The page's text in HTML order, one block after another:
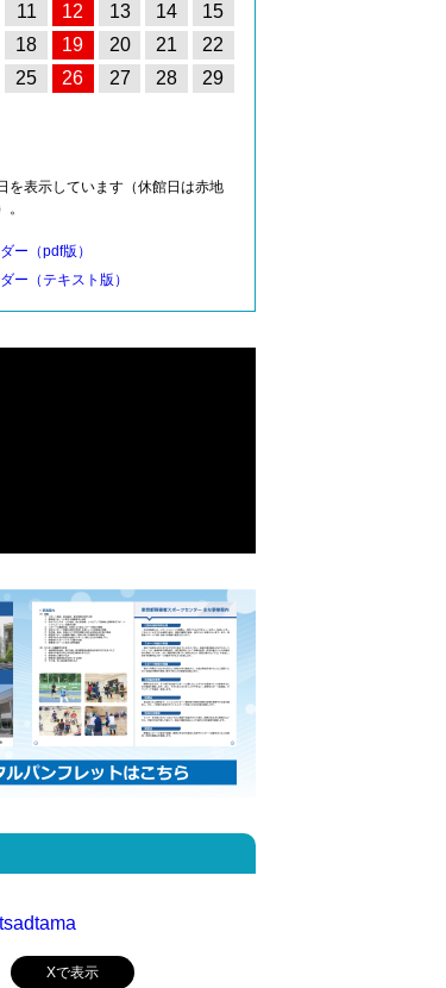
11 12 13 14
15
18 19 20 21
22
25 26 27 28
29
を表示しています（休館日は赤地
ー（pdf版）
ー（テキスト版）
Xで表示